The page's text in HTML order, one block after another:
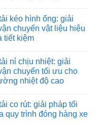
kéo hình ống: giải
chuyển vật liệu hiệu
tiết kiệm
nỉ chịu nhiệt: giải
chuyển tối ưu cho
nhiệt độ cao
co rút: giải pháp tối
quy trình đóng hàng xe